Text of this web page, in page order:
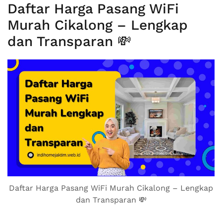
Daftar Harga Pasang WiFi
Murah Cikalong – Lengkap
dan Transparan 💸
Daftar Harga Pasang WiFi Murah Cikalong – Lengkap
dan Transparan 💸